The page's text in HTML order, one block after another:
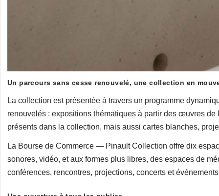
Un parcours sans cesse renouvelé, une collection en
La collection est présentée à travers un programme
renouvelés : expositions thématiques à partir des œuvres
présents dans la collection, mais aussi cartes blanches,
La Bourse de Commerce — Pinault Collection offre dix
sonores, vidéo, et aux formes plus libres, des espaces de
conférences, rencontres, projections, concerts et